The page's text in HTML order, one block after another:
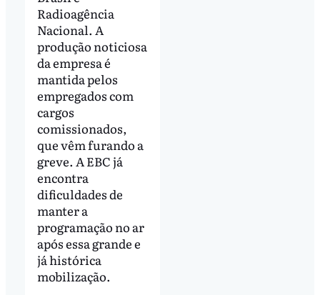
Radioagência
Nacional. A
produção noticiosa
da empresa é
mantida pelos
empregados com
cargos
comissionados,
que vêm furando a
greve. A EBC já
encontra
dificuldades de
manter a
programação no ar
após essa grande e
já histórica
mobilização.